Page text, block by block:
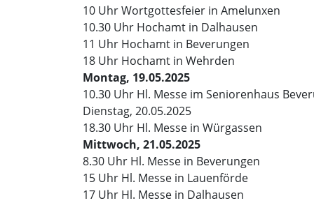
10 Uhr Wortgottesfeier in Amelunxen
10.30 Uhr Hochamt in Dalhausen
11 Uhr Hochamt in Beverungen
18 Uhr Hochamt in Wehrden
Montag, 19.05.2025
10.30 Uhr Hl. Messe im Seniorenhaus
Dienstag, 20.05.2025
18.30 Uhr Hl. Messe in Würgassen
Mittwoch, 21.05.2025
8.30 Uhr Hl. Messe in Beverungen
15 Uhr Hl. Messe in Lauenförde
17 Uhr Hl. Messe in Dalhausen